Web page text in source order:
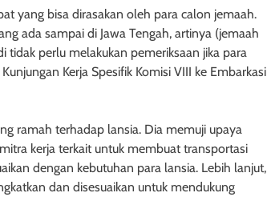
yang bisa dirasakan oleh para calon jemaah.
ada sampai di Jawa Tengah, artinya (jemaah
tidak perlu melakukan pemeriksaan jika para
Kerja Spesifik Komisi VIII ke Embarkasi
ramah terhadap lansia. Dia memuji upaya
kerja terkait untuk membuat transportasi
dengan kebutuhan para lansia. Lebih lanjut,
dan disesuaikan untuk mendukung